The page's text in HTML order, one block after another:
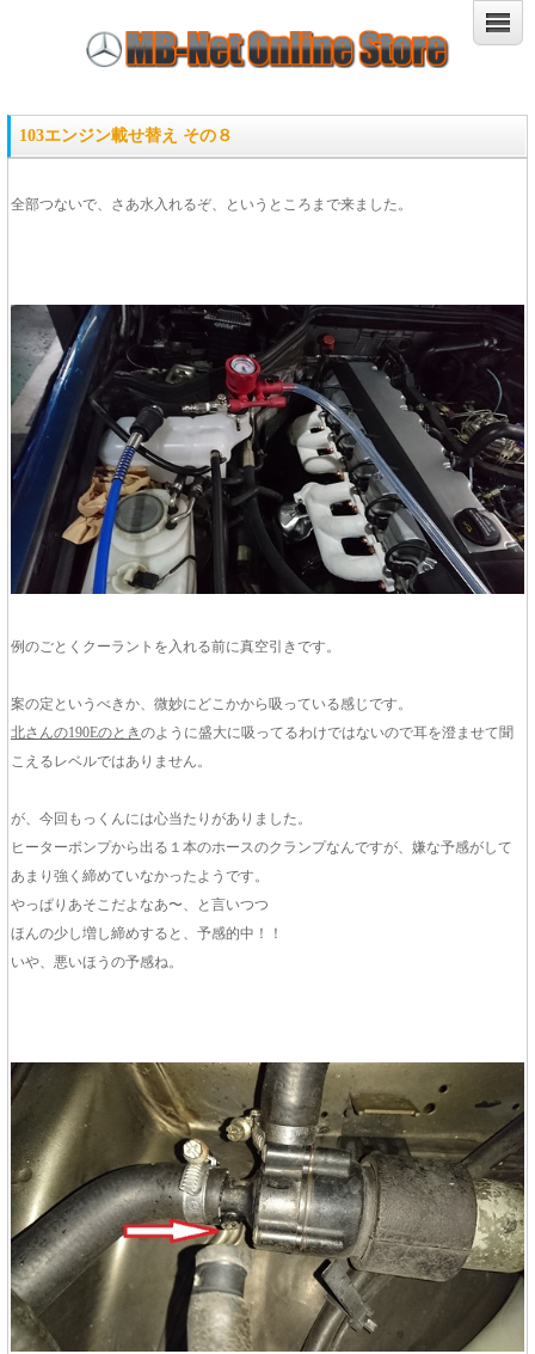
103エンジン載せ替え その８
全部つないで、さあ水入れるぞ、というところまで来ました。
例のごとくクーラントを入れる前に真空引きです。
案の定というべきか、微妙にどこかから吸っている感じです。
北さんの190Eのときのように盛大に吸ってるわけではないので耳を澄ませて聞
こえるレベルではありません。
が、今回もっくんには心当たりがありました。
ヒーターポンプから出る１本のホースのクランプなんですが、嫌な予感がして
あまり強く締めていなかったようです。
やっぱりあそこだよなあ〜、と言いつつ
ほんの少し増し締めすると、予感的中！！
いや、悪いほうの予感ね。